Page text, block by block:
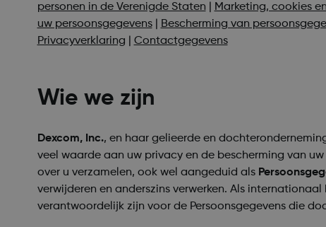
personen in de Verenigde Staten
Marketing, cookies
uw persoonsgegevens| Bescherming van
Privacyverklaring
Contactgegevens
Wie we zijn
Dexcom, Inc., en haar gelieerde en
veel waarde aan uw privacy en de bescherming van
over u verzamelen, ook wel aangeduid als
verwijderen en anderszins verwerken. Als
verantwoordelijk zijn voor de Persoonsgegevens die